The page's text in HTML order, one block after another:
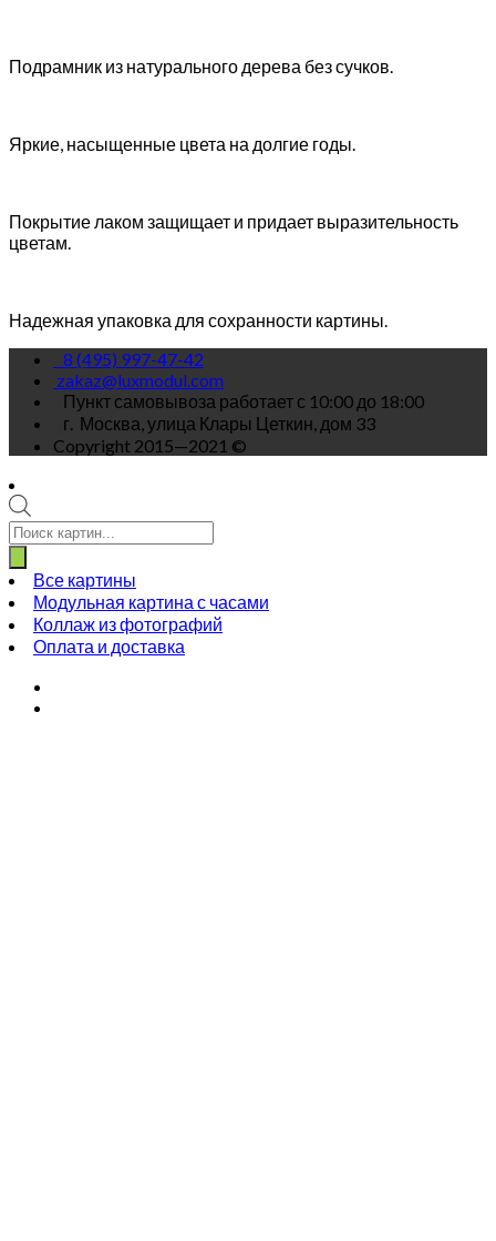
Подрамник из натурального дерева без сучков.
Яркие, насыщенные цвета на долгие годы.
Покрытие лаком защищает и придает выразительность
цветам.
Надежная упаковка для сохранности картины.
8 (495) 997-47-42
zakaz@luxmodul.com
Пункт самовывоза работает с 10:00 до 18:00
г. Москва, улица Клары Цеткин, дом 33
Copyright 2015—2021 ©
Поиск
товаров
Все картины
Модульная картина с часами
Коллаж из фотографий
Оплата и доставка